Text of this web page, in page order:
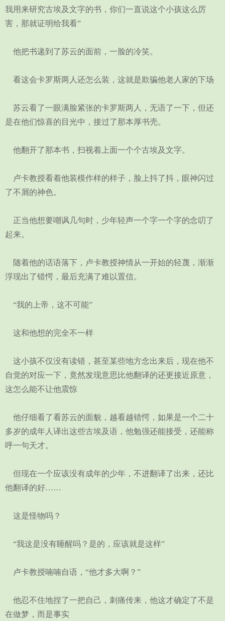
我用来研究古埃及文字的书，你们一直说这个小孩这么厉
害，那就证明给我看”
他把书递到了苏云的面前，一脸的冷笑。
看这会卡罗斯两人还怎么装，这就是欺骗他老人家的下场
苏云看了一眼满脸紧张的卡罗斯两人，无语了一下，但还
是在他们惊喜的目光中，接过了那本厚书壳。
他翻开了那本书，扫视着上面一个个古埃及文字。
卢卡教授看着他装模作样的样子，脸上抖了抖，眼神闪过
了不屑的神色。
正当他想要嘲讽几句时，少年轻声一个字一个字的念叨了
起来。
随着他的话语落下，卢卡教授神情从一开始的轻蔑，渐渐
浮现出了错愕，最后充满了难以置信。
“我的上帝，这不可能”
这和他想的完全不一样
这小孩不仅没有读错，甚至某些地方念出来后，现在他不
自觉的对应一下，竟然发现意思比他翻译的还更接近原意，
这怎么能不让他震惊
他仔细看了看苏云的面貌，越看越错愕，如果是一个二十
多岁的成年人译出这些古埃及语，他勉强还能接受，还能称
呼一句天才。
但现在一个应该没有成年的少年，不进翻译了出来，还比
他翻译的好……
这是怪物吗？
“我这是没有睡醒吗？是的，应该就是这样”
卢卡教授喃喃自语，“他才多大啊？”
他忍不住地捏了一把自己，刺痛传来，他这才确定了不是
在做梦，而是事实